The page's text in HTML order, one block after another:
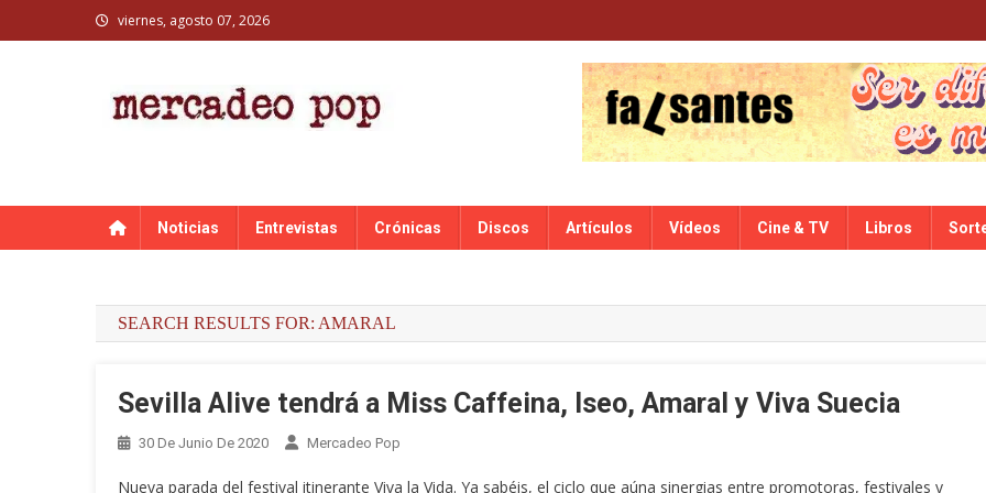
to
viernes, agosto 07, 2026
Noticias Entrevistas Crónicas Discos Artículos Vídeos Cine & TV Libros
SEARCH RESULTS FOR: AMARAL
Sevilla Alive tendrá a Miss Caffeina, Iseo, Amaral y Viva Suecia
30 De Junio De 2020 Mercadeo Pop
Nueva parada del festival itinerante Viva la Vida. Ya sabéis, el ciclo que aúna sinergias entre promotoras, festivales y